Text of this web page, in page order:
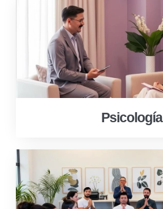
Psicología